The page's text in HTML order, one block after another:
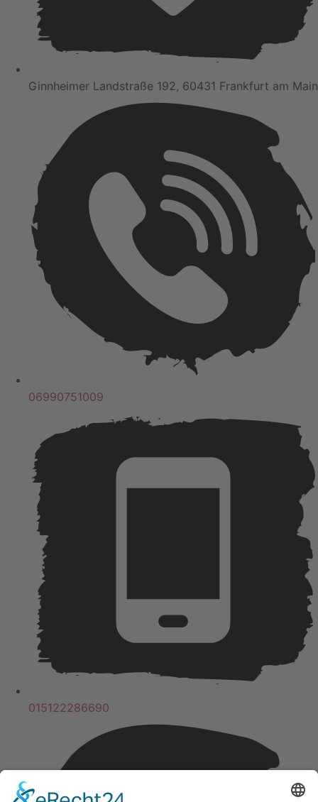
Ginnheimer Landstraße 192, 60431 Frankfurt am Main
06990751009
015122286690